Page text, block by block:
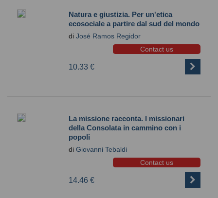
Natura e giustizia. Per un'etica
ecosociale a partire dal sud del mondo
di José Ramos Regidor
Contact us
10.33 €
La missione racconta. I missionari
della Consolata in cammino con i
popoli
di Giovanni Tebaldi
Contact us
14.46 €